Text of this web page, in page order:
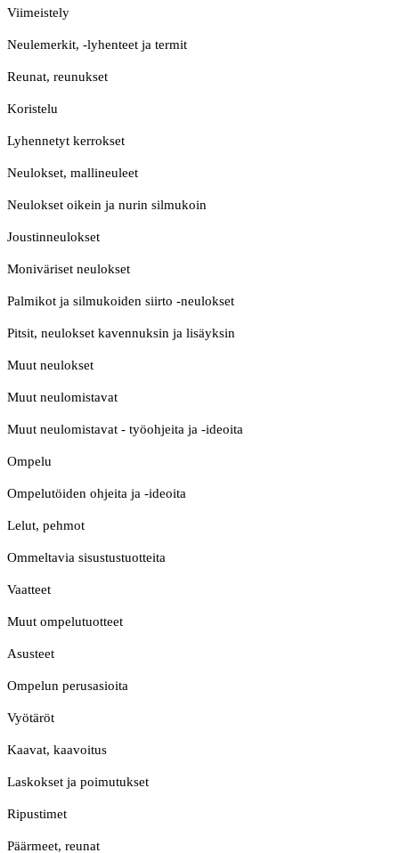
Viimeistely
Neulemerkit, -lyhenteet ja termit
Reunat, reunukset
Koristelu
Lyhennetyt kerrokset
Neulokset, mallineuleet
Neulokset oikein ja nurin silmukoin
Joustinneulokset
Moniväriset neulokset
Palmikot ja silmukoiden siirto -neulokset
Pitsit, neulokset kavennuksin ja lisäyksin
Muut neulokset
Muut neulomistavat
Muut neulomistavat - työohjeita ja -ideoita
Ompelu
Ompelutöiden ohjeita ja -ideoita
Lelut, pehmot
Ommeltavia sisustustuotteita
Vaatteet
Muut ompelutuotteet
Asusteet
Ompelun perusasioita
Vyötäröt
Kaavat, kaavoitus
Laskokset ja poimutukset
Ripustimet
Päärmeet, reunat